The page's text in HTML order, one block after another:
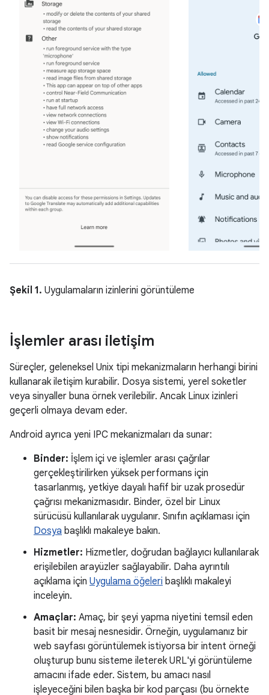
Şekil 1. Uygulamaların izinlerini görüntüleme
İşlemler arası iletişim
Süreçler, geleneksel Unix tipi mekanizmaların herhangi birini
kullanarak iletişim kurabilir. Dosya sistemi, yerel soketler
veya sinyaller buna örnek verilebilir. Ancak Linux izinleri
geçerli olmaya devam eder.
Android ayrıca yeni IPC mekanizmaları da sunar:
Binder: İşlem içi ve işlemler arası çağrılar
gerçekleştirilirken yüksek performans için
tasarlanmış, yetkiye dayalı hafif bir uzak prosedür
çağrısı mekanizmasıdır. Binder, özel bir Linux
sürücüsü kullanılarak uygulanır. Sınıfın açıklaması için
Dosya başlıklı makaleye bakın.
Hizmetler: Hizmetler, doğrudan bağlayıcı kullanılarak
erişilebilen arayüzler sağlayabilir. Daha ayrıntılı
açıklama için Uygulama öğeleri başlıklı makaleyi
inceleyin.
Amaçlar: Amaç, bir şeyi yapma niyetini temsil eden
basit bir mesaj nesnesidir. Örneğin, uygulamanız bir
web sayfası görüntülemek istiyorsa bir intent örneği
oluşturup bunu sisteme ileterek URL'yi görüntüleme
amacını ifade eder. Sistem, bu amacı nasıl
işleyeceğini bilen başka bir kod parçası (bu örnekte